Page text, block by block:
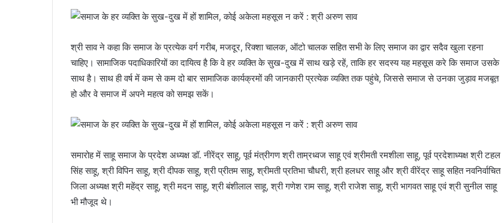
श्री साव ने कहा कि समाज के प्रत्येक वर्ग गरीब, मजदूर, रिक्शा चालक, ऑटो चालक सहित सभी के लिए समाज का द्वार सदैव खुला रहना
चाहिए। सामाजिक पदाधिकारियों का दायित्व है कि वे हर व्यक्ति के सुख-दुख में साथ खड़े रहें, ताकि हर सदस्य यह महसूस करे कि समाज उसके
साथ है। साथ ही वर्ष में कम से कम दो बार सामाजिक कार्यक्रमों की जानकारी प्रत्येक व्यक्ति तक पहुंचे, जिससे समाज से उनका जुड़ाव मजबूत
हो और वे समाज में अपने महत्व को समझ सकें।
समारोह में साहू समाज के प्रदेश अध्यक्ष डॉ. नीरेंद्र साहू, पूर्व मंत्रीगण श्री ताम्रध्वज साहू एवं श्रीमती रमशीला साहू, पूर्व प्रदेशाध्यक्ष श्री टहल
सिंह साहू, श्री विपिन साहू, श्री दीपक साहू, श्री प्रीतम साहू, श्रीमती प्रतिभा चौधरी, श्री हलधर साहू और श्री वीरेंद्र साहू सहित नवनिर्वाचित
जिला अध्यक्ष श्री महेंद्र साहू, श्री मदन साहू, श्री बंशीलाल साहू, श्री गणेश राम साहू, श्री राजेश साहू, श्री भागवत साहू एवं श्री सुनील साहू
भी मौजूद थे।